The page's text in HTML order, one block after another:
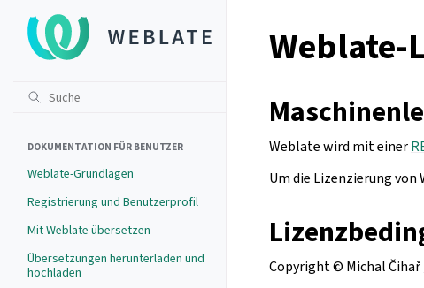
DOKUMENTATION FÜR BENUTZER
Weblate-Grundlagen
Registrierung und Benutzerprofil
Mit Weblate übersetzen
Übersetzungen herunterladen und
hochladen
Weblate-
Weblate wird mit einer
Um die Lizenzierung
Copyright © Michal Čihař